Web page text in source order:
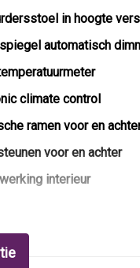
in hoogte
automatisch
climate control
ramen voor en
voor en achter
interieur
bekleding
versnellingspook